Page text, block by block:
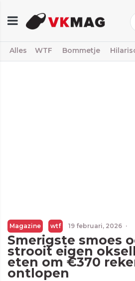
Alles WTF Bommetje
Magazine wtf 19 februari, 2026 ·
Smerigste smoes
strooit eigen
eten om €370
ontlopen